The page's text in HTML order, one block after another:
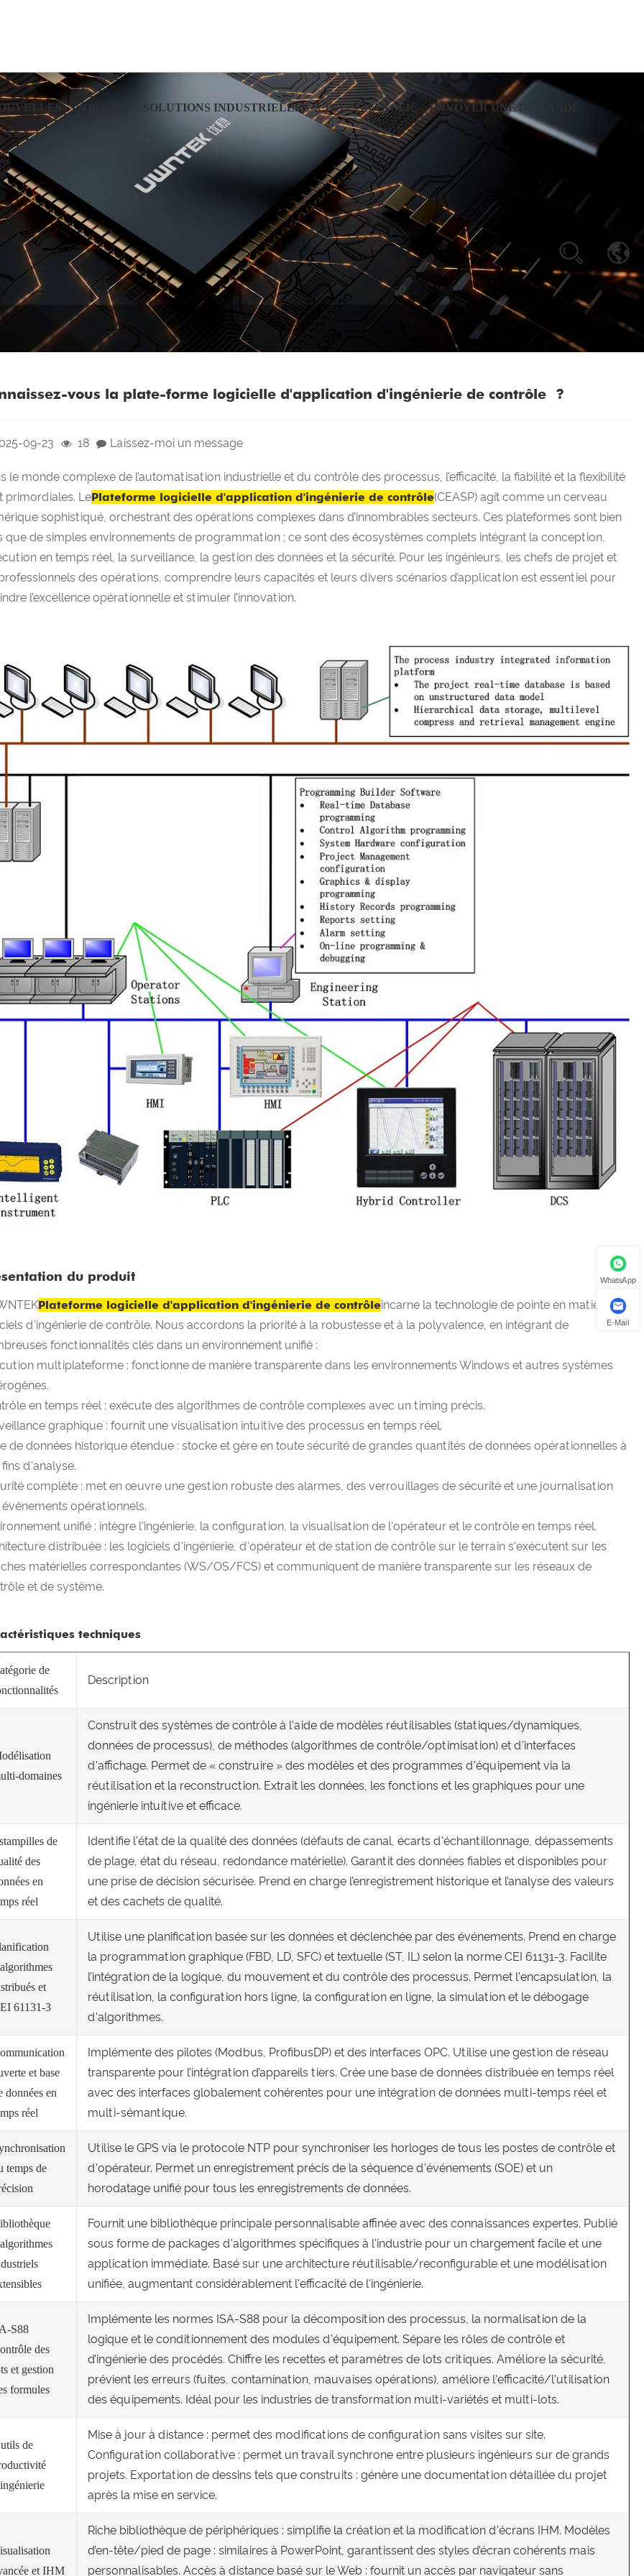
SOUTIEN SOLUTIONS INDUSTRIELLES TÉLÉCHARGER ENVOYER UNE DEMANDE
vous la plate-forme logicielle d'application d'ingénierie de contrôle ?
09-23 18 Laissez-moi un message
le monde complexe de l’automatisation industrielle et du contrôle des processus, l’efficacité, la fiabilité et la flexibilité
primordiales. LePlateforme logicielle d'application d'ingénierie de contrôle(CEASP) agit comme un cerveau
sophistiqué, orchestrant des opérations complexes dans d’innombrables secteurs. Ces plateformes sont bien
que de simples environnements de programmation ; ce sont des écosystèmes complets intégrant la conception,
en temps réel, la surveillance, la gestion des données et la sécurité. Pour les ingénieurs, les chefs de projet et
des opérations, comprendre leurs capacités et leurs divers scénarios d’application est essentiel pour
l’excellence opérationnelle et stimuler l’innovation.
du produit
Plateforme logicielle d'application d'ingénierie de contrôleincarne la technologie de pointe en matière de
d'ingénierie de contrôle. Nous accordons la priorité à la robustesse et à la polyvalence, en intégrant de
fonctionnalités clés dans un environnement unifié :
multiplateforme : fonctionne de manière transparente dans les environnements Windows et autres systèmes
en temps réel : exécute des algorithmes de contrôle complexes avec un timing précis.
graphique : fournit une visualisation intuitive des processus en temps réel.
de données historique étendue : stocke et gère en toute sécurité de grandes quantités de données opérationnelles à
d'analyse.
complète : met en œuvre une gestion robuste des alarmes, des verrouillages de sécurité et une journalisation
opérationnels.
unifié : intègre l'ingénierie, la configuration, la visualisation de l'opérateur et le contrôle en temps réel.
distribuée : les logiciels d'ingénierie, d'opérateur et de station de contrôle sur le terrain s'exécutent sur les
matérielles correspondantes (WS/OS/FCS) et communiquent de manière transparente sur les réseaux de
et de système.
techniques
de
Description
domaines
Construit des systèmes de contrôle à l'aide de modèles réutilisables (statiques/dynamiques,
données de processus), de méthodes (algorithmes de contrôle/optimisation) et d'interfaces
d'affichage. Permet de « construire » des modèles et des programmes d'équipement via la
réutilisation et la reconstruction. Extrait les données, les fonctions et les graphiques pour une
ingénierie intuitive et efficace.
de
des
en
réel
Identifie l'état de la qualité des données (défauts de canal, écarts d'échantillonnage, dépassements
de plage, état du réseau, redondance matérielle). Garantit des données fiables et disponibles pour
une prise de décision sécurisée. Prend en charge l’enregistrement historique et l’analyse des valeurs
et des cachets de qualité.
et
61131-3
Utilise une planification basée sur les données et déclenchée par des événements. Prend en charge
la programmation graphique (FBD, LD, SFC) et textuelle (ST, IL) selon la norme CEI 61131-3. Facilite
l’intégration de la logique, du mouvement et du contrôle des processus. Permet l'encapsulation, la
réutilisation, la configuration hors ligne, la configuration en ligne, la simulation et le débogage
d'algorithmes.
et base
données en
réel
Implémente des pilotes (Modbus, ProfibusDP) et des interfaces OPC. Utilise une gestion de réseau
transparente pour l’intégration d’appareils tiers. Crée une base de données distribuée en temps réel
avec des interfaces globalement cohérentes pour une intégration de données multi-temps réel et
multi-sémantique.
temps de
Utilise le GPS via le protocole NTP pour synchroniser les horloges de tous les postes de contrôle et
d'opérateur. Permet un enregistrement précis de la séquence d'événements (SOE) et un
horodatage unifié pour tous les enregistrements de données.
Fournit une bibliothèque principale personnalisable affinée avec des connaissances expertes. Publié
sous forme de packages d'algorithmes spécifiques à l'industrie pour un chargement facile et une
application immédiate. Basé sur une architecture réutilisable/reconfigurable et une modélisation
unifiée, augmentant considérablement l'efficacité de l'ingénierie.
S88
des
et gestion
formules
Implémente les normes ISA-S88 pour la décomposition des processus, la normalisation de la
logique et le conditionnement des modules d'équipement. Sépare les rôles de contrôle et
d’ingénierie des procédés. Chiffre les recettes et paramètres de lots critiques. Améliore la sécurité,
prévient les erreurs (fuites, contamination, mauvaises opérations), améliore l'efficacité/l'utilisation
des équipements. Idéal pour les industries de transformation multi-variétés et multi-lots.
de
Mise à jour à distance : permet des modifications de configuration sans visites sur site.
Configuration collaborative : permet un travail synchrone entre plusieurs ingénieurs sur de grands
projets. Exportation de dessins tels que construits : génère une documentation détaillée du projet
après la mise en service.
et IHM
Riche bibliothèque de périphériques : simplifie la création et la modification d'écrans IHM. Modèles
d’en-tête/pied de page : similaires à PowerPoint, garantissent des styles d’écran cohérents mais
personnalisables. Accès à distance basé sur le Web : fournit un accès par navigateur sans
WhatsApp
E-Mail